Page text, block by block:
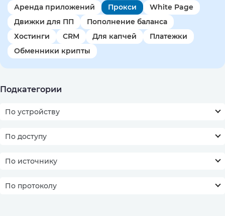
Аренда приложений
Прокси
White Page
Движки для ПП
Пополнение баланса
Хостинги
CRM Для капчей
Платежки
Обменники крипты
Подкатегории
По устройству
По доступу
По источнику
По протоколу